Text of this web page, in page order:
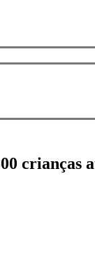
crianças